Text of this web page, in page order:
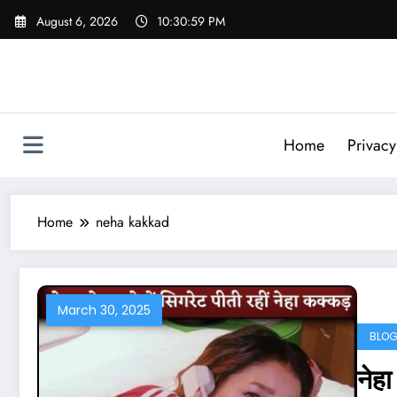
Skip
August 6, 2026 10:31:00 PM
Home
Home neha kakkad
March 30, 2025
BLOG